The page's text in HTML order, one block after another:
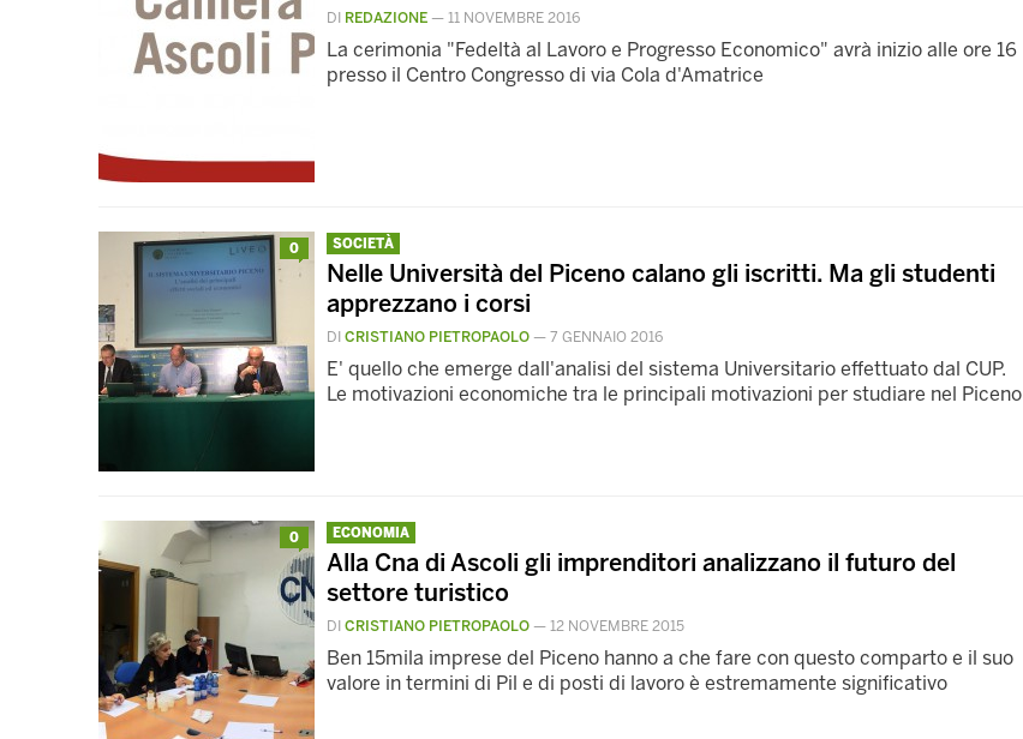
DI REDAZIONE — 11 NOVEMBRE 2016
La cerimonia "Fedeltà al Lavoro e Progresso Economico" avrà inizio alle ore 16
presso il Centro Congresso di via Cola d'Amatrice
0 SOCIETÀ
Nelle Università del Piceno calano gli iscritti. Ma gli studenti
apprezzano i corsi
DI CRISTIANO PIETROPAOLO — 7 GENNAIO 2016
E' quello che emerge dall'analisi del sistema Universitario effettuato dal CUP.
Le motivazioni economiche tra le principali motivazioni per studiare nel Piceno
0 ECONOMIA
Alla Cna di Ascoli gli imprenditori analizzano il futuro del
settore turistico
DI CRISTIANO PIETROPAOLO — 12 NOVEMBRE 2015
Ben 15mila imprese del Piceno hanno a che fare con questo comparto e il suo
valore in termini di Pil e di posti di lavoro è estremamente significativo